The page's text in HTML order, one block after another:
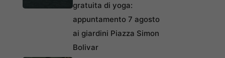
gratuita di yoga:
appuntamento 7 agosto
ai giardini Piazza Simon
Bolivar